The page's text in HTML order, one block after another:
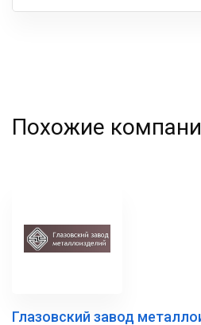
Ваша
Похожие
Глазовский завод